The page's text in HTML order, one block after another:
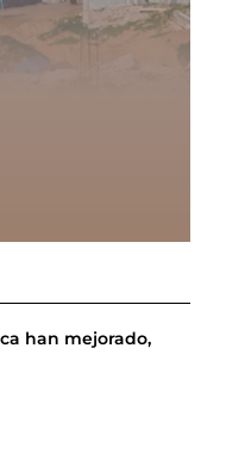
han mejorado,